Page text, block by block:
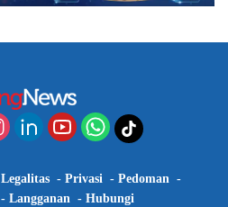
Legalitas Privasi
Pedoman
Langganan Hubungi